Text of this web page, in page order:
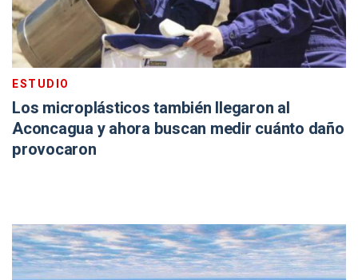
ESTUDIO
Los microplásticos también llegaron al
Aconcagua y ahora buscan medir cuánto daño
provocaron